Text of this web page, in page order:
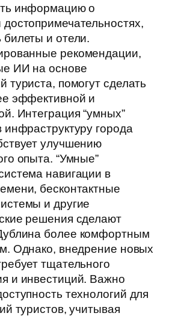
информацию о
билеты и отели.
рекомендации,
ИИ на основе
туриста, помогут сделать
эффективной и
Интеграция “умных”
инфраструктуру города
улучшению
опыта. “Умные”
навигации в
бесконтактные
и другие
решения сделают
более комфортным
Однако, внедрение новых
тщательного
и инвестиций. Важно
технологий для
туристов, учитывая